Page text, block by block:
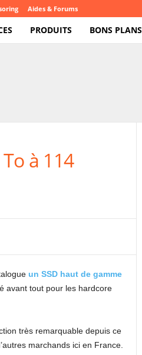
Aides & Forums
PRODUITS BONS PLANS
à 114
un SSD haut de gamme
avant tout pour les hardcore
très remarquable depuis ce
marchands ici en France.